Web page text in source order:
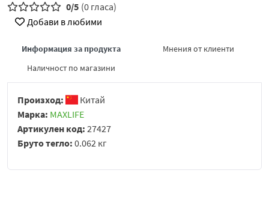
0/5 (0 гласа)
Добави в любими
Информация за продукта
Мнения от клиенти
Наличност по магазини
Произход:
Китай
Марка: MAXLIFE
Артикулен код: 27427
Бруто тегло: 0.062 кг